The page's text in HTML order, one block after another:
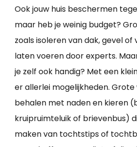
Ook jouw huis beschermen
maar heb je weinig budget?
zoals isoleren van dak, gevel of
laten voeren door experts.
je zelf ook handig? Met een
er allerlei mogelijkheden.
behalen met naden en kieren
kruipruimteluik of brievenbus)
maken van tochtstips of